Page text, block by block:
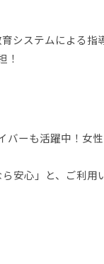
システムによる指
！
バーも活躍中！女
安心」と、ご利用